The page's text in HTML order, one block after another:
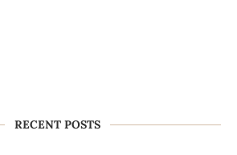
RECENT POSTS